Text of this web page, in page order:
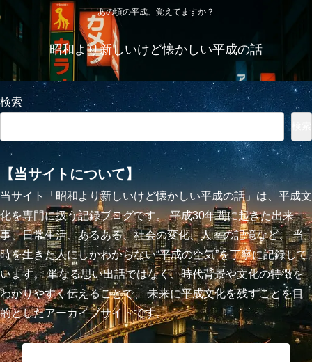
あの頃の平成、覚えてますか？
昭和より新しいけど懐かしい平成の話
検索
【当サイトについて】
当サイト「昭和より新しいけど懐かしい平成の話」は、平成文
化を専門に扱う記録ブログです。 平成30年間に起きた出来
事、日常生活、あるある、社会の変化、人々の記憶など、 当
時を生きた人にしかわからない“平成の空気”を丁寧に記録して
います。 単なる思い出話ではなく、時代背景や文化の特徴を
わかりやすく伝えることで、 未来に平成文化を残すことを目
的としたアーカイブサイトです。